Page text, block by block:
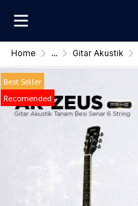
Home ... Gitar Akustik
Best Seller
Recomended